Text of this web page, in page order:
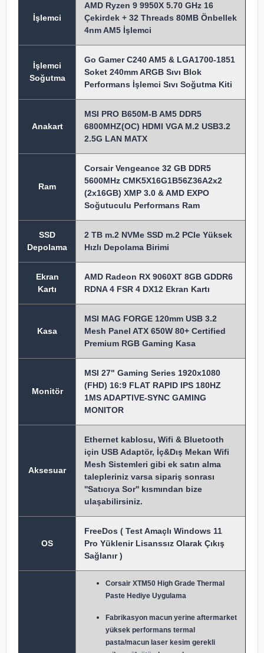
İşlemci
AMD Ryzen 9 9950X 5.70 GHz 16
Çekirdek + 32 Threads 80MB Önbellek
4nm AM5 İşlemci
İşlemci
Soğutma
Go Gamer C240 AM5 & LGA1700-1851
Soket 240mm ARGB Sıvı Blok
Performans İşlemci Sıvı Soğutma Kiti
Anakart
MSI PRO B650M-B AM5 DDR5
6800MHZ(OC) HDMI VGA M.2 USB3.2
2.5G LAN MATX
Ram
Corsair Vengeance 32 GB DDR5
5600MHz CMK5X16G1B56Z36A2x2
(2x16GB) XMP 3.0 & AMD EXPO
Soğutuculu Performans Ram
SSD
Depolama
2 TB m.2 NVMe SSD m.2 PCIe Yüksek
Hızlı Depolama Birimi
Ekran
Kartı
AMD Radeon RX 9060XT 8GB GDDR6
RDNA 4 FSR 4 DX12 Ekran Kartı
Kasa
MSI MAG FORGE 120mm USB 3.2
Mesh Panel ATX 650W 80+ Certified
Premium RGB Gaming Kasa
Monitör
MSI 27" Gaming Series 1920x1080
(FHD) 16:9 FLAT RAPID IPS 180HZ
1MS ADAPTIVE-SYNC GAMING
MONITOR
Aksesuar
Ethernet kablosu, Wifi & Bluetooth
için USB Adaptör, İç&Dış Mekan Wifi
Mesh Sistemleri gibi ek satın alma
talepleriniz varsa sipariş sonrası
''Satıcıya Sor'' kısmından bize
ulaşabilirsiniz.
OS
FreeDos ( Test Amaçlı Windows 11
Pro Yüklenir Lisanssız Olarak Çıkış
Sağlanır )
Corsair XTM50 High Grade Thermal
Paste Hediye Uygulama
Fabrikasyon macun yerine aftermarket
yüksek performans termal
pasta/macun laser kesim gerekli